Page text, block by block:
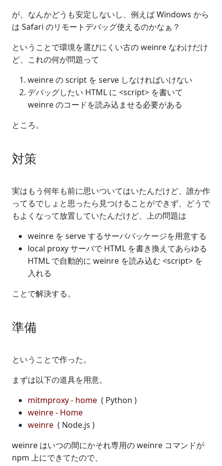
が、なんかどうも安定しないし、例えば Windows から
は Safari のリモートデバッグ使えるのかなぁ？
ということで環境を選びにくい古の weinre なわけだけ
ど、これの何が問題って
weinre の script を serve しなければいけない
デバッグしたい HTML に <script> を書いて
weinre のコードを読み込ませる必要がある
ところ。
対策
実はもう何年も前に思いついてはいたんだけど、誰か作
ってるでしょと思ったら見つけることができず、どうで
もよくなって放置していたんだけど、上の問題は
weinre を serve するサーバパッケージを用意する
local proxy サーバで HTML を書き換えてあらゆる
HTML で自動的に weinre を読み込む <script> を
入れる
ことで解決する。
準備
ということで作った。
まずは以下の道具を用意。
mitmproxy - home ( Python )
weinre - Home
weinre ( Node.js )
weinre はいつの間にかそれ専用の weinre コマンドが
npm 上にできてたので、